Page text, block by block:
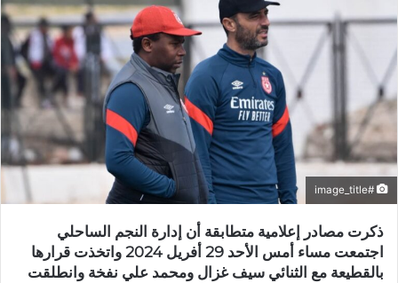
#image_title
ذكرت مصادر إعلامية متطابقة أن إدارة النجم الساحلي
اجتمعت مساء أمس الأحد 29 أفريل 2024 واتخذت قرارها
بالقطيعة مع الثنائي سيف غزال ومحمد علي نفخة وانطلقت